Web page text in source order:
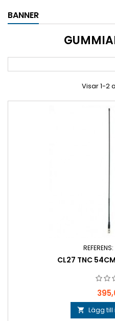
BANNER
Visar 1-2
REFERENS:
CL27 TNC
Pris
 Lägg till